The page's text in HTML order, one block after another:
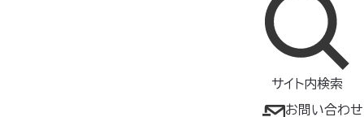
サイト内検索
お問い合わせ
弊社商品に関するご質問や弊社に対するお問合せ等がご
ざいましたら、下記のフォームに必要事項をご記入の上お